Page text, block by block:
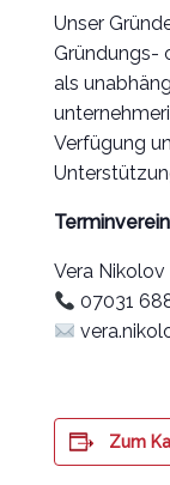
Unser
Gründungs-
als
Verfügung
Vera Nikolov
07031
Zum